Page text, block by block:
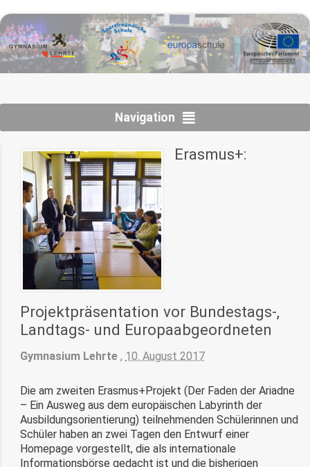
Navigation
Erasmus+:
Projektpräsentation vor Bundestags-,
Landtags- und Europaabgeordneten
Gymnasium Lehrte , 10. August 2017
Die am zweiten Erasmus+Projekt (Der Faden der Ariadne
– Ein Ausweg aus dem europäischen Labyrinth der
Ausbildungsorientierung) teilnehmenden Schülerinnen und
Schüler haben an zwei Tagen den Entwurf einer
Homepage vorgestellt, die als internationale
Informationsbörse gedacht ist und die bisherigen